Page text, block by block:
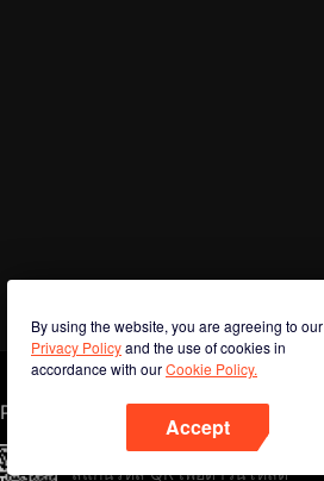
By using the website, you are agreeing to our
Privacy Policyand the use of cookies in
accordance with ourCookie Policy.
Accept
Phone
สแกนรหัส QR เพื่อดาวน์โหลด